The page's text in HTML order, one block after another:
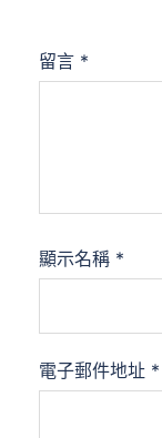
留言 *
顯示名稱 *
電子郵件地址 *